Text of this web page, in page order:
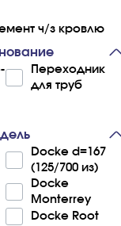
ч/з кро­влю
Пе­ре­хо­д­ник
для труб
Docke d=167
(125/700 из)
Docke
Monterrey
Docke Root